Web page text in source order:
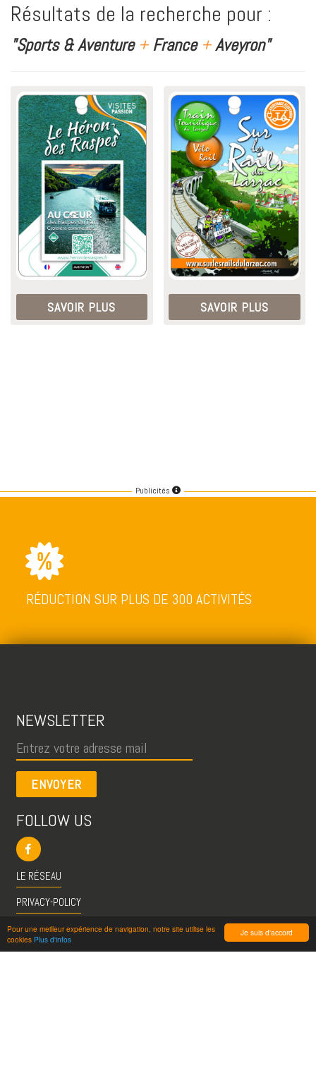
Je suis d'accord
Pour une meilleur expérience de navigation, notre site utilise les
cookies Plus d'infos
Résultats de la recherche pour :
"Sports & Aventure +France +Aveyron"
SAVOIR PLUS SAVOIR PLUS
Publicités
RÉDUCTION SUR PLUS DE 300 ACTIVITÉS
NEWSLETTER
ENVOYER
FOLLOW US
LE RÉSEAU
PRIVACY-POLICY
CGU
INFO@VISITESPASSION.PRO